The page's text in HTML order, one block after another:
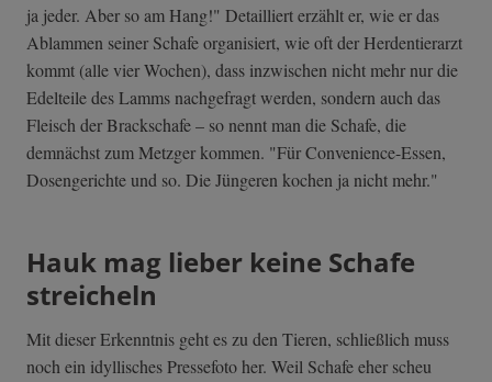
ja jeder. Aber so am Hang!" Detailliert erzählt er, wie er das
Ablammen seiner Schafe organisiert, wie oft der Herdentierarzt
kommt (alle vier Wochen), dass inzwischen nicht mehr nur die
Edelteile des Lamms nachgefragt werden, sondern auch das
Fleisch der Brackschafe – so nennt man die Schafe, die
demnächst zum Metzger kommen. "Für Convenience-Essen,
Dosengerichte und so. Die Jüngeren kochen ja nicht mehr."
Hauk mag lieber keine Schafe
streicheln
Mit dieser Erkenntnis geht es zu den Tieren, schließlich muss
noch ein idyllisches Pressefoto her. Weil Schafe eher scheu